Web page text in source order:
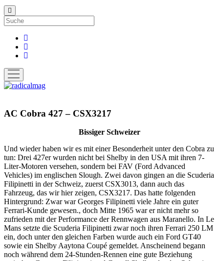
Suche
Menü
öffnen
radicalmag
AC Cobra 427 – CSX3217
Bissiger Schweizer
Und wieder haben wir es mit einer Besonderheit unter den Cobra zu
tun: Drei 427er wurden nicht bei Shelby in den USA mit ihren 7-
Liter-Motoren versehen, sondern bei FAV (Ford Advanced
Vehicles) im englischen Slough. Zwei davon gingen an die Scuderia
Filipinetti in der Schweiz, zuerst CSX3013, dann auch das
Fahrzeug, das wir hier zeigen, CSX3217. Das hatte folgenden
Hintergrund: Zwar war Georges Filipinetti viele Jahre ein guter
Ferrari-Kunde gewesen., doch Mitte 1965 war er nicht mehr so
zufrieden mit der Performance der Rennwagen aus Maranello. In Le
Mans setzte die Scuderia Filipinetti zwar noch ihren Ferrari 250 LM
ein, doch unter den gleichen Farben wurde auch ein Ford GT40
sowie ein Shelby Aaytona Coupé gemeldet. Anscheinend begann
noch während dem 24-Stunden-Rennen eine gute Beziehung